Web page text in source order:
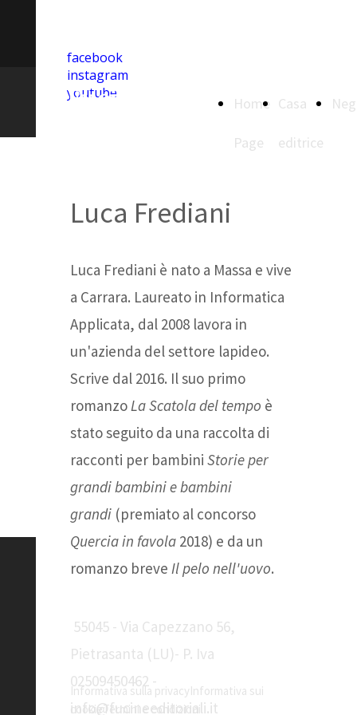
facebook
instagram
youtube
Fucine
Home
Page
Casa
editrice
Luca Frediani
Luca Frediani è nato a Massa e vive
a Carrara. Laureato in Informatica
Applicata, dal 2008 lavora in
un'azienda del settore lapideo.
Scrive dal 2016. Il suo primo
romanzoLa Scatola del tempo è
stato seguito da una raccolta di
racconti per bambini Storie per
grandi bambini e bambini
grandi (premiato al concorso
Quercia in favola 2018) e da un
romanzo breve Il pelo nell'uovo.
Fucine Editoriali
55045 - Via Capezzano 56,
Pietrasanta (LU)- P. Iva
02509450462 -
info@fucineeditoriali.it
Informativa sulla privacyInformativa sui
cookieTermini e condizioni